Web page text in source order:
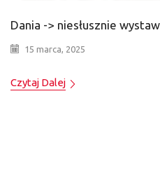
Dania -> niesłusznie
15 marca, 2025
Czytaj Dalej